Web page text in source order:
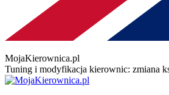
MojaKierownica.pl
Tuning i modyfikacja kierownic: zmiana